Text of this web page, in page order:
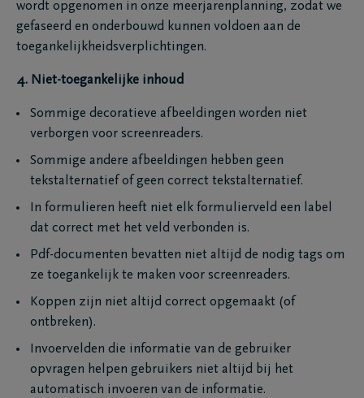
wordt opgenomen in onze meerjarenplanning, zodat we
gefaseerd en onderbouwd kunnen voldoen aan de
toegankelijkheidsverplichtingen.
4. Niet-toegankelijke inhoud
Sommige decoratieve afbeeldingen worden niet
verborgen voor screenreaders.
Sommige andere afbeeldingen hebben geen
tekstalternatief of geen correct tekstalternatief.
In formulieren heeft niet elk formulierveld een label
dat correct met het veld verbonden is.
Pdf-documenten bevatten niet altijd de nodig tags om
ze toegankelijk te maken voor screenreaders.
Koppen zijn niet altijd correct opgemaakt (of
ontbreken).
Invoervelden die informatie van de gebruiker
opvragen helpen gebruikers niet altijd bij het
automatisch invoeren van de informatie.